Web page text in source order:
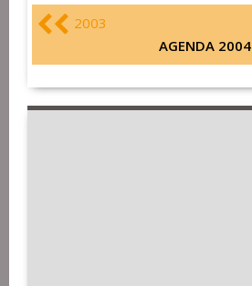
2003
AGENDA 2004